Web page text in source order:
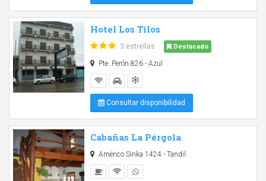
Hotel Los Tilos
3 estrellas Destacado
Pte. Perón 826 - Azul
Consultar disponibilidad
Cabañas La Pérgola
Américo Sinka 1424 - Tandil